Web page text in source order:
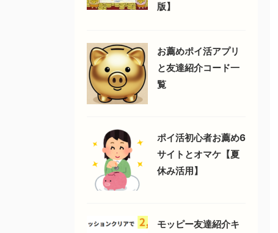
版】
お薦めポイ活アプリ
と友達紹介コード一
覧
ポイ活初心者お薦め6
サイトとオマケ【夏
休み活用】
モッピー友達紹介キ